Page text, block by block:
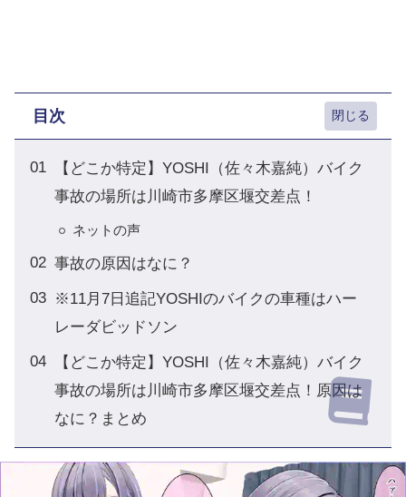
目次
【どこか特定】YOSHI（佐々木嘉純）バイク
事故の場所は川崎市多摩区堰交差点！
ネットの声
事故の原因はなに？
※11月7日追記YOSHIのバイクの車種はハー
レーダビッドソン
【どこか特定】YOSHI（佐々木嘉純）バイク
事故の場所は川崎市多摩区堰交差点！原因は
なに？まとめ